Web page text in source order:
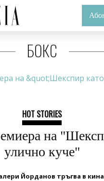
БОКС
HOT STORIES
на
улично куче"
Йорданов тръгва в